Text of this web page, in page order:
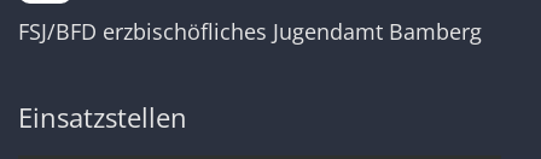
FSJ/BFD erzbischöfliches Jugendamt Bamberg
Einsatzstellen